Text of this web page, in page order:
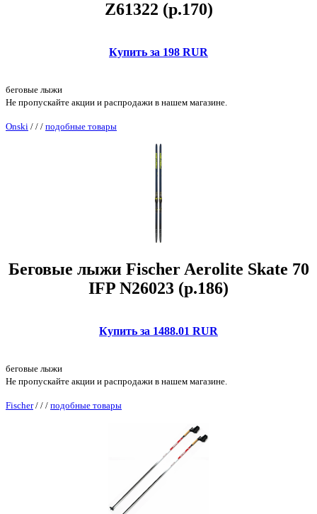
Z61322 (р.170)
Купить за 198 RUR
беговые лыжи
Не пропускайте акции и распродажи в нашем магазине.
Onski / / / подобные товары
Беговые лыжи Fischer Aerolite Skate 70
IFP N26023 (р.186)
Купить за 1488.01 RUR
беговые лыжи
Не пропускайте акции и распродажи в нашем магазине.
Fischer/ / / подобные товары